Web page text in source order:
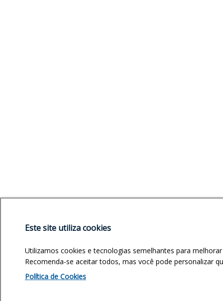
Este site utiliza cookies
Utilizamos cookies e tecnologias semelhantes para
Recomenda-se aceitar todos, mas você pode personalizar
Política de Cookies